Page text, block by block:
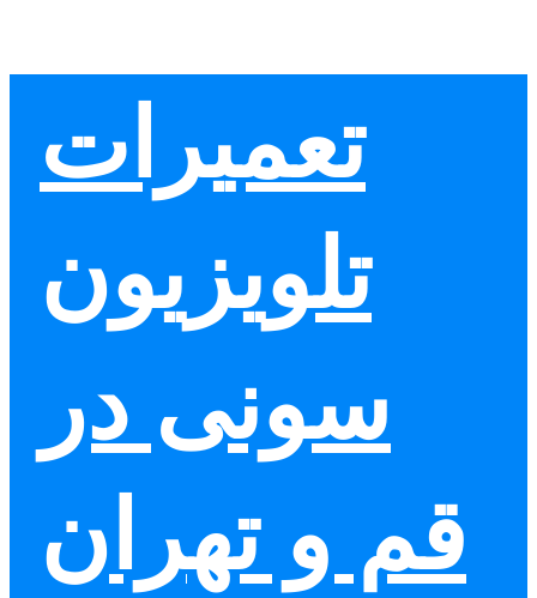
content
تعمیرات
تلویزیون
سونی در
قم و تهران